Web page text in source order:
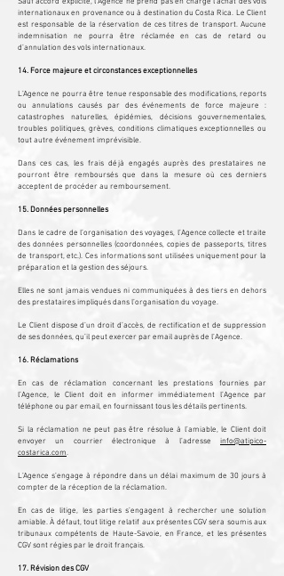
internationaux en provenance ou à destination du Costa Rica. Le Client
est responsable de la réservation de ces titres de transport. Aucune
indemnisation ne pourra être réclamée en cas de retard ou
d’annulation des vols internationaux.
14. Force majeure et circonstances exceptionnelles
L’Agence ne pourra être tenue responsable des modifications, reports
ou annulations causés par des événements de force majeure :
catastrophes naturelles, épidémies, décisions gouvernementales,
troubles politiques, grèves, conditions climatiques exceptionnelles ou
tout autre événement imprévisible.
Dans ces cas, les frais déjà engagés auprès des prestataires ne
pourront être remboursés que dans la mesure où ces derniers
acceptent de procéder au remboursement.
15. Données personnelles
Dans le cadre de l’organisation des voyages, l’Agence collecte et traite
des données personnelles (coordonnées, copies de passeports, titres
de transport, etc.). Ces informations sont utilisées uniquement pour la
préparation et la gestion des séjours.
Elles ne sont jamais vendues ni communiquées à des tiers en dehors
des prestataires impliqués dans l’organisation du voyage.
Le Client dispose d’un droit d’accès, de rectification et de suppression
de ses données, qu’il peut exercer par email auprès de l’Agence.
16. Réclamations
​En cas de réclamation concernant les prestations fournies par
l’Agence, le Client doit en informer immédiatement l’Agence par
téléphone ou par email, en fournissant tous les détails pertinents.
Si la réclamation ne peut pas être résolue à l’amiable, le Client doit
envoyer un courrier électronique à l’adresse info@atipico-
costarica.com.
L’Agence s’engage à répondre dans un délai maximum de 30 jours à
compter de la réception de la réclamation.
En cas de litige, les parties s’engagent à rechercher une solution
amiable. À défaut, tout litige relatif aux présentes CGV sera soumis aux
tribunaux compétents de Haute-Savoie, en France, et les présentes
CGV sont régies par le droit français.
17. Révision des CGV